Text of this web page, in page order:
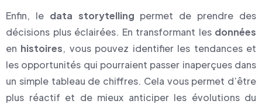
Enfin, le data storytelling permet de prendre des
décisions plus éclairées. En transformant les données
en histoires, vous pouvez identifier les tendances et
les opportunités qui pourraient passer inaperçues dans
un simple tableau de chiffres. Cela vous permet d’être
plus réactif et de mieux anticiper les évolutions du